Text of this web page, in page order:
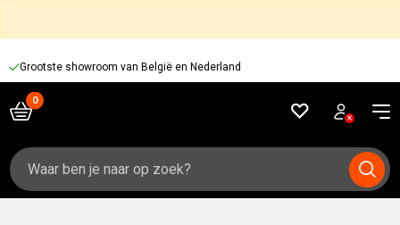
Grootste showroom van België en Nederland
Zoeken
naar: